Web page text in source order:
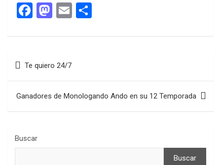
F
ce
o
o
k
M
st
o
d
o
n
E
ail m
tir
Te quiero 24/7
Ganadores de Monologando Ando en su 12 Temporada
Buscar
Buscar